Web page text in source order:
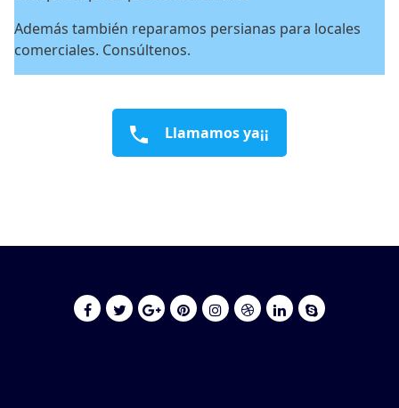
Además también reparamos persianas para locales
comerciales. Consúltenos.
Llamamos ya¡¡